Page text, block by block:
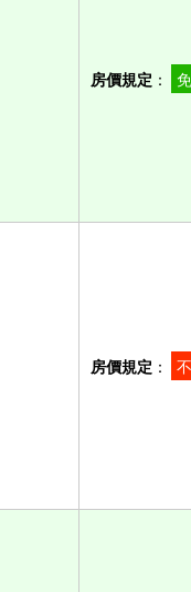
房價規定 ：
房價規定 ：